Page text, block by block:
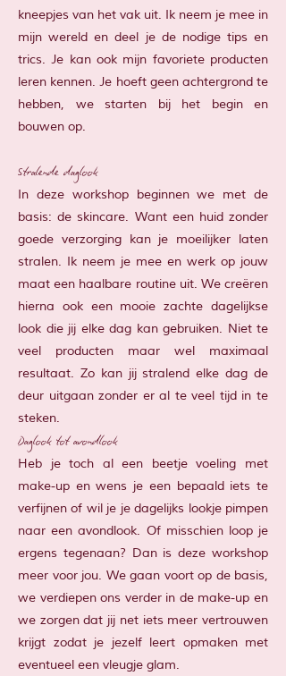
kneepjes van het vak uit. Ik neem je mee in
mijn wereld en deel je de nodige tips en
trics. Je kan ook mijn favoriete producten
leren kennen. Je hoeft geen achtergrond te
hebben, we starten bij het begin en
bouwen op.
Stralende daglook
In deze workshop beginnen we met de
basis: de skincare. Want een huid zonder
goede verzorging kan je moeilijker laten
stralen. Ik neem je mee en werk op jouw
maat een haalbare routine uit. We creëren
hierna ook een mooie zachte dagelijkse
look die jij elke dag kan gebruiken. Niet te
veel producten maar wel maximaal
resultaat. Zo kan jij stralend elke dag de
deur uitgaan zonder er al te veel tijd in te
steken.
Daglook tot avondlook
Heb je toch al een beetje voeling met
make-up en wens je een bepaald iets te
verfijnen of wil je je dagelijks lookje pimpen
naar een avondlook. Of misschien loop je
ergens tegenaan? Dan is deze workshop
meer voor jou. We gaan voort op de basis,
we verdiepen ons verder in de make-up en
we zorgen dat jij net iets meer vertrouwen
krijgt zodat je jezelf leert opmaken met
eventueel een vleugje glam.